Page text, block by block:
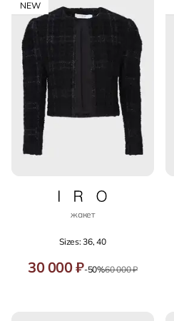
NEW
жакет
Sizes: 36, 40
30 000 ₽-50%60 000 ₽